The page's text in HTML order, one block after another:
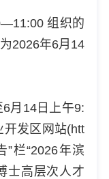
组织的
2026年6月14
月14日上午9:
开发区网站(htt
”栏“2026年滨
士高层次人才